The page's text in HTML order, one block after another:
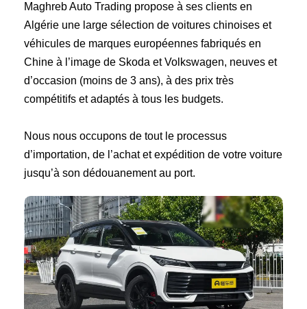
Maghreb Auto Trading propose à ses clients en
Algérie une large sélection de voitures chinoises et
véhicules de marques européennes fabriqués en
Chine à l’image de Skoda et Volkswagen, neuves et
d’occasion (moins de 3 ans), à des prix très
compétitifs et adaptés à tous les budgets.
Nous nous occupons de tout le processus
d’importation, de l’achat et expédition de votre voiture
jusqu’à son dédouanement au port.